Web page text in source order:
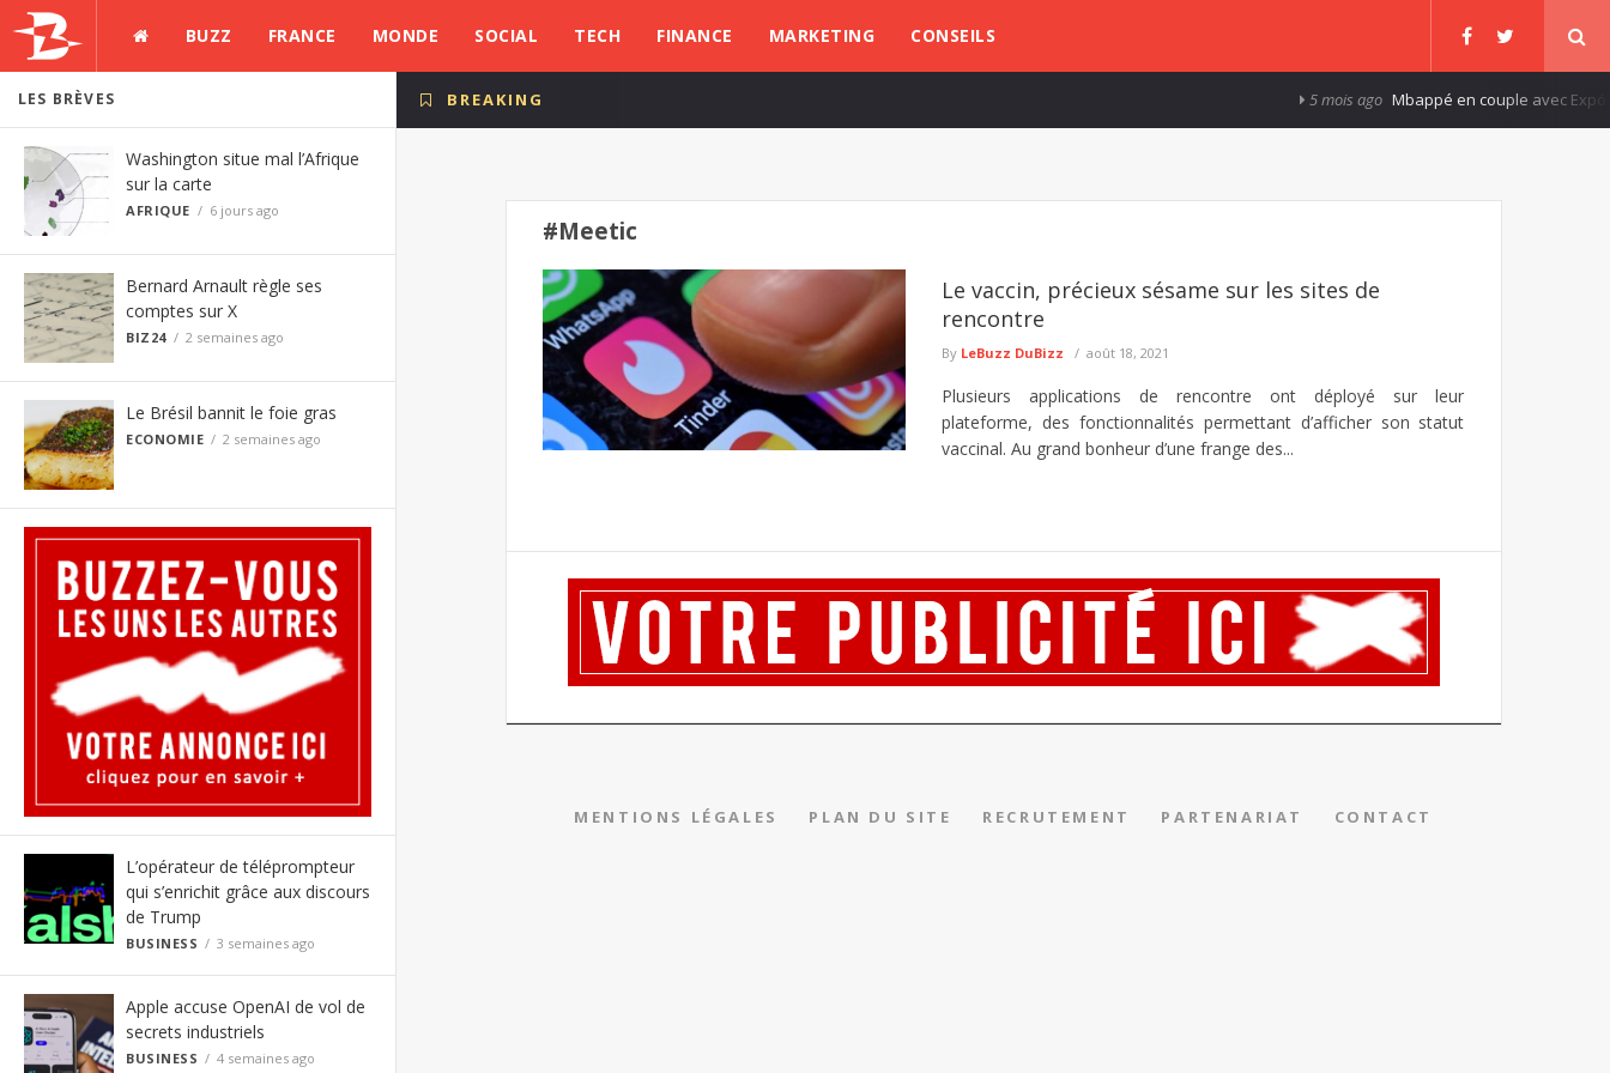
BUZZ FRANCE MONDE SOCIAL TECH FINANCE MARKETING CONSEILS
LES BRÈVES
Washington situe mal l’Afrique
sur la carte
AFRIQUE 6 jours ago
Bernard Arnault règle ses
comptes sur X
BIZ24 2 semaines ago
Le Brésil bannit le foie gras
ECONOMIE 2 semaines ago
L’opérateur de téléprompteur
qui s’enrichit grâce aux discours
de Trump
BUSINESS 3 semaines ago
Apple accuse OpenAI de vol de
secrets industriels
BUSINESS 4 semaines ago
BREAKING 5 mois ago Mbappé en couple avec Expósito
#Meetic
Le vaccin, précieux sésame sur les sites de
rencontre
By LeBuzz DuBizz août 18, 2021
Plusieurs applications de rencontre ont déployé sur leur
plateforme, des fonctionnalités permettant d’afficher son statut
vaccinal. Au grand bonheur d’une frange des...
MENTIONS LÉGALES PLAN DU SITE RECRUTEMENT PARTENARIAT CONTACT